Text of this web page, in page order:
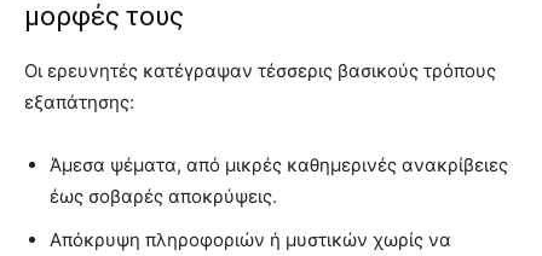
μορφές τους
Οι ερευνητές κατέγραψαν τέσσερις βασικούς τρόπους
εξαπάτησης:
Άμεσα ψέματα, από μικρές καθημερινές ανακρίβειες
έως σοβαρές αποκρύψεις.
Απόκρυψη πληροφοριών ή μυστικών χωρίς να